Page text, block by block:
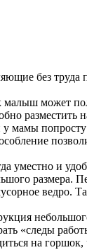
без труда
малыш может
разместить
мамы
уместно и
размера.
ведро.
«следы
на горшок,